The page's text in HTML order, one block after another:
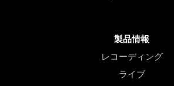
製品情報
レコーディング
ライブ